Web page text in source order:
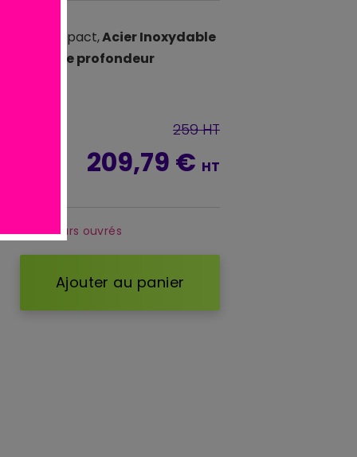
compact,Acier Inoxydable
200 mm de profondeur
259 HT
209,79 € HT
3 à 5 jours ouvrés
Ajouter au panier